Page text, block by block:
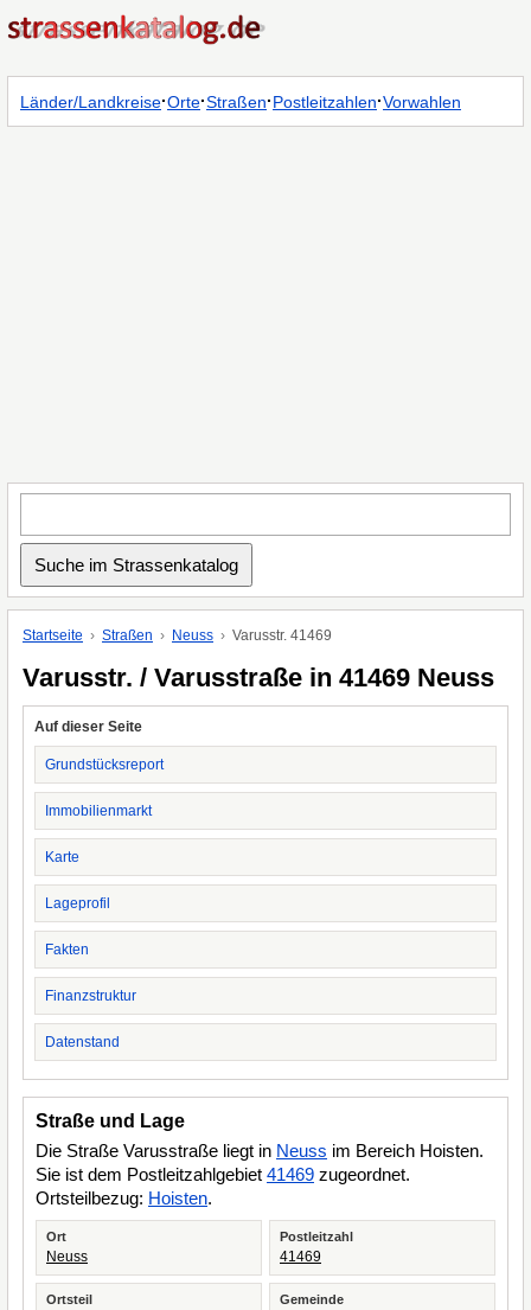
Länder/Landkreise·Orte·Straßen·Postleitzahlen·Vorwahlen
Startseite Straßen Neuss Varusstr. 41469
Varusstr. / Varusstraße in 41469 Neuss
Auf dieser Seite
Grundstücksreport
Immobilienmarkt
Karte
Lageprofil
Fakten
Finanzstruktur
Datenstand
Straße und Lage
Die Straße Varusstraße liegt in Neuss im Bereich Hoisten.
Sie ist dem Postleitzahlgebiet 41469 zugeordnet.
Ortsteilbezug: Hoisten.
Ort
Neuss
Postleitzahl
41469
Ortsteil Gemeinde